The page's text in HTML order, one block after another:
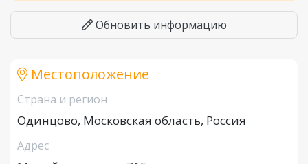
Обновить информацию
Местоположение
Страна и регион
Одинцово, Московская область, Россия
Адрес